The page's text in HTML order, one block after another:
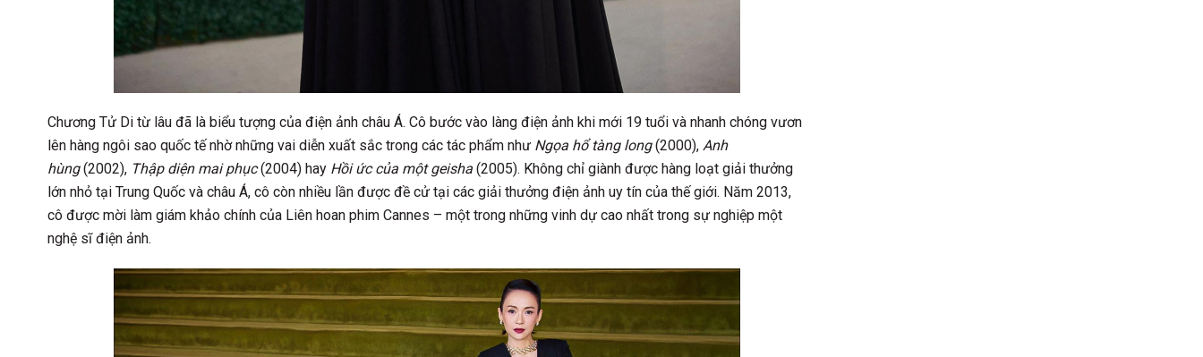
Chương Tử Di từ lâu đã là biểu tượng của điện ảnh châu Á. Cô bước vào làng điện ảnh khi mới 19 tuổi và nhanh chóng vươn
lên hàng ngôi sao quốc tế nhờ những vai diễn xuất sắc trong các tác phẩm như Ngọa hổ tàng long(2000), Anh
hùng(2002), Thập diện mai phục(2004) hay Hồi ức của một geisha (2005). Không chỉ giành được hàng loạt giải thưởng
lớn nhỏ tại Trung Quốc và châu Á, cô còn nhiều lần được đề cử tại các giải thưởng điện ảnh uy tín của thế giới. Năm 2013,
cô được mời làm giám khảo chính của Liên hoan phim Cannes – một trong những vinh dự cao nhất trong sự nghiệp một
nghệ sĩ điện ảnh.